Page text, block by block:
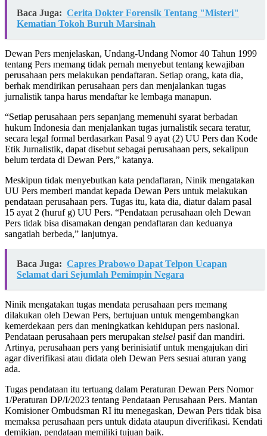
Baca Juga: Cerita Dokter Forensik Tentang "Misteri"
Kematian Tokoh Buruh Marsinah
Dewan Pers menjelaskan, Undang-Undang Nomor 40 Tahun 1999
tentang Pers memang tidak pernah menyebut tentang kewajiban
perusahaan pers melakukan pendaftaran. Setiap orang, kata dia,
berhak mendirikan perusahaan pers dan menjalankan tugas
jurnalistik tanpa harus mendaftar ke lembaga manapun.
“Setiap perusahaan pers sepanjang memenuhi syarat berbadan
hukum Indonesia dan menjalankan tugas jurnalistik secara teratur,
secara legal formal berdasarkan Pasal 9 ayat (2) UU Pers dan Kode
Etik Jurnalistik, dapat disebut sebagai perusahaan pers, sekalipun
belum terdata di Dewan Pers,” katanya.
Meskipun tidak menyebutkan kata pendaftaran, Ninik mengatakan
UU Pers memberi mandat kepada Dewan Pers untuk melakukan
pendataan perusahaan pers. Tugas itu, kata dia, diatur dalam pasal
15 ayat 2 (huruf g) UU Pers. “Pendataan perusahaan oleh Dewan
Pers tidak bisa disamakan dengan pendaftaran dan keduanya
sangatlah berbeda,” lanjutnya.
Baca Juga: Capres Prabowo Dapat Telpon Ucapan
Selamat dari Sejumlah Pemimpin Negara
Ninik mengatakan tugas mendata perusahaan pers memang
dilakukan oleh Dewan Pers, bertujuan untuk mengembangkan
kemerdekaan pers dan meningkatkan kehidupan pers nasional.
Pendataan perusahaan pers merupakan stelsel pasif dan mandiri.
Artinya, perusahaan pers yang berinisiatif untuk mengajukan diri
agar diverifikasi atau didata oleh Dewan Pers sesuai aturan yang
ada.
Tugas pendataan itu tertuang dalam Peraturan Dewan Pers Nomor
1/Peraturan DP/I/2023 tentang Pendataan Perusahaan Pers. Mantan
Komisioner Ombudsman RI itu menegaskan, Dewan Pers tidak bisa
memaksa perusahaan pers untuk didata ataupun diverifikasi. Kendati
demikian, pendataan memiliki tujuan baik.